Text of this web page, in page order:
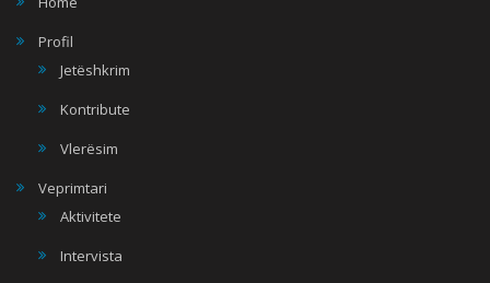
Profil
Jetëshkrim
Kontribute
Vlerësim
Veprimtari
Aktivitete
Intervista